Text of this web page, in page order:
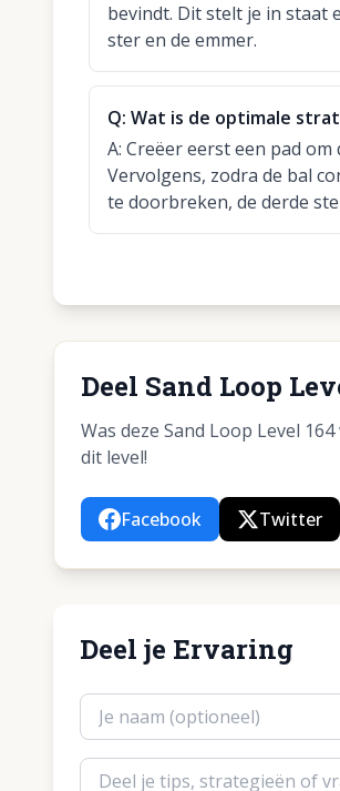
bevindt. Dit stelt je in staat
ster en de emmer.
Q: Wat is de optimale
A: Creëer eerst een pad
Vervolgens, zodra de bal
te doorbreken, de derde
Deel Sand Loop
Was deze Sand Loop Level
dit level!
Facebook Twitter
Deel je Ervaring